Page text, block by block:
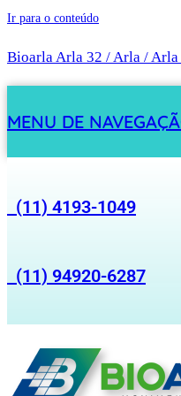
Ir para o conteúdo
Bioarla Arla 32 / Arla /
MENU DE
(11) 4193-1049
(11) 94920-6287